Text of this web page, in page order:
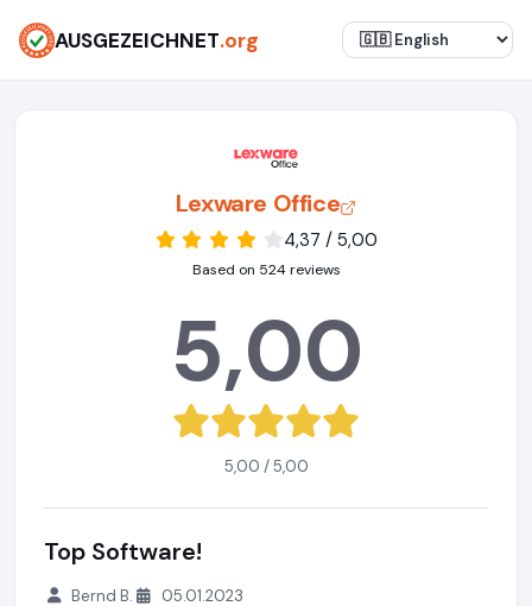
AUSGEZEICHNET.org
Lexware Office
4,37 / 5,00
Based on 524 reviews
5,00
5,00 / 5,00
Top Software!
Bernd B. 05.01.2023